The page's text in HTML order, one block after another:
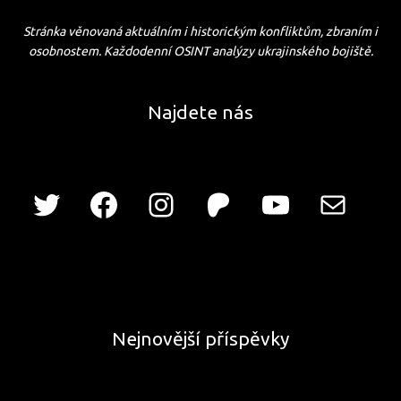
Stránka věnovaná aktuálním i historickým konfliktům, zbraním i
osobnostem. Každodenní OSINT analýzy ukrajinského bojiště.
Najdete nás
Nejnovější příspěvky